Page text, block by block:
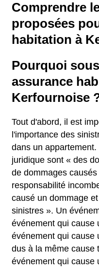
Comprendre
proposées
habitation à
Pourquoi
assurance
Kerfournoise
Tout d'abord, il est
l'importance des
dans un
juridique sont « des
de dommages
responsabilité
causé un dommage
sinistres ». Un
événement qui cause
événement qui cause
dus à la même cause
événement qui cause